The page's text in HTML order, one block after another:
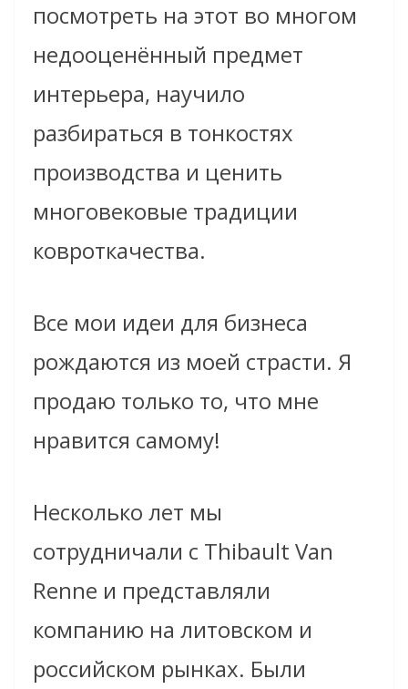
посмотреть на этот во многом
недооценённый предмет
интерьера, научило
разбираться в тонкостях
производства и ценить
многовековые традиции
ковроткачества.
Все мои идеи для бизнеса
рождаются из моей страсти. Я
продаю только то, что мне
нравится самому!
Несколько лет мы
сотрудничали с Thibault Van
Renne и представляли
компанию на литовском и
российском рынках. Были